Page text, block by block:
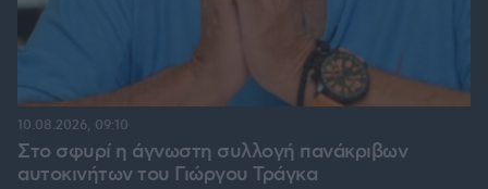
Στο σφυρί η άγνωστη συλλογή πανάκριβων
αυτοκινήτων του Γιώργου Τράγκα
10.08.2026, 09:10